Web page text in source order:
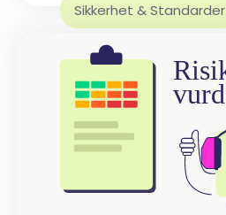
Sikkerhet & Standarder